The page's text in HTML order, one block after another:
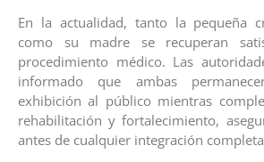
En la actualidad, tanto la pequeña
como su madre se recuperan
procedimiento médico. Las
informado que ambas
exhibición al público mientras
rehabilitación y fortalecimiento,
antes de cualquier integración